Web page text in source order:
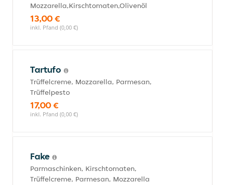
Mozzarella,Kirschtomaten,Olivenöl
13,00 €
inkl. Pfand (0,00 €)
Tartufo
Trüffelcreme, Mozzarella, Parmesan,
Trüffelpesto
17,00 €
inkl. Pfand (0,00 €)
Fake
Parmaschinken, Kirschtomaten,
Trüffelcreme, Parmesan, Mozzarella